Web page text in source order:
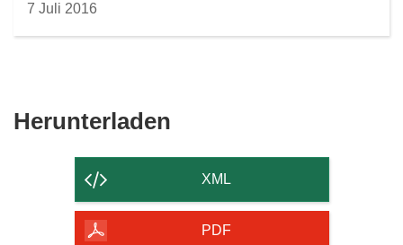
7 Juli 2016
Herunterladen
der
Seite
herunterladen
XML
PDF